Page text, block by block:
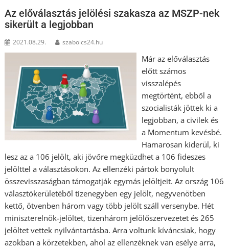
Az előválasztás jelölési szakasza az MSZP-nek
sikerült a legjobban
2021.08.29. szabolcs24.hu
Már az előválasztás
előtt számos
visszalépés
megtörtént, ebből a
szocialisták jöttek ki a
legjobban, a civilek és
a Momentum kevésbé.
Hamarosan kiderül, ki
lesz az a 106 jelölt, aki jövőre megküzdhet a 106 fideszes
jelölttel a választásokon. Az ellenzéki pártok bonyolult
összevisszaságban támogatják egymás jelöltjeit. Az ország 106
választókerületéből tizenegyben egy jelölt, negyvenötben
kettő, ötvenben három vagy több jelölt száll versenybe. Hét
miniszterelnök-jelöltet, tizenhárom jelölőszervezetet és 265
jelöltet vettek nyilvántartásba. Arra voltunk kíváncsiak, hogy
azokban a körzetekben, ahol az ellenzéknek van esélye arra,